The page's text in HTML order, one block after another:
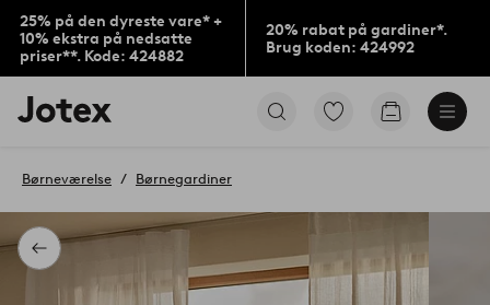
25% på den dyreste vare* +
10% ekstra på nedsatte
priser**. Kode: 424882
20% rabat på gardiner*.
Brug koden: 424992
Jotex
logo
til
Gå
Gå
Tilbage
Børneværelse Børnegardiner